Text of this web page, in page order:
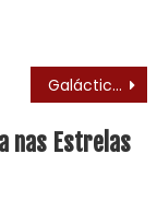
Galáctica – Batalha nas Estrelas (Battlestar Galactica – 1978) – Trilha Sonora
nas Estrelas